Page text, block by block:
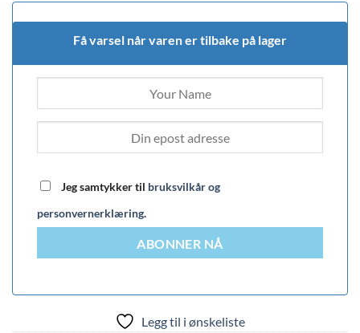
Få varsel når varen er tilbake på lager
Jeg samtykker til bruksvilkår og
personvernerklæring.
ABONNER NÅ
Legg til i ønskeliste